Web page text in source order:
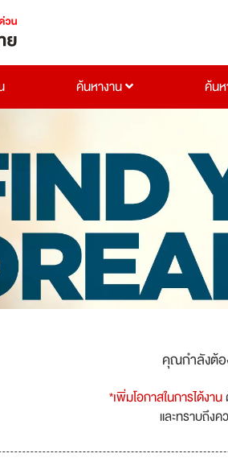
ค้นหางาน ค้น
คุณกำลังต้อ
*เพิ่มโอกาสในการได้งาน
และทราบถึง